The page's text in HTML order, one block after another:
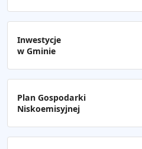
Inwestycje
w Gminie
Plan Gospodarki
Niskoemisyjnej